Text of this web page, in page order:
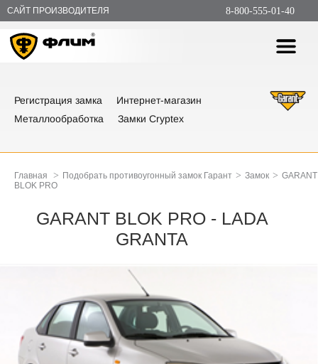
САЙТ ПРОИЗВОДИТЕЛЯ 8-800-555-01-40
Регистрация замка
Интернет-магазин
Металлообработка
Замки Cryptex
Главная > Подобрать противоугонный замок Гарант > Замок > GARANT
BLOK PRO
GARANT BLOK PRO - LADA
GRANTA